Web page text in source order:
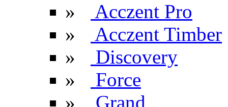
»
Acczent Pro
»
Acczent Timber
»
Discovery
»
Force
»
Grand